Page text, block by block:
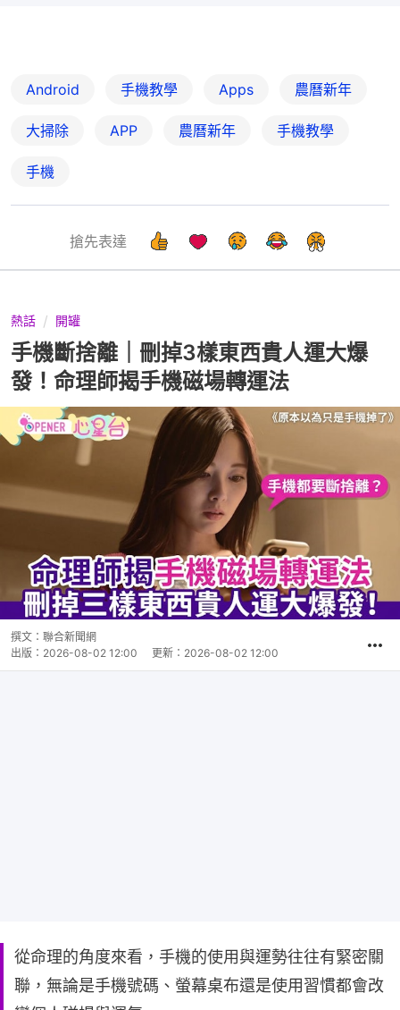
Android 手機教學 Apps 農曆新年
大掃除 APP 農曆新年 手機教學
手機
搶先表達
熱話 開罐
手機斷捨離｜刪掉3樣東西貴人運大爆
發！命理師揭手機磁場轉運法
撰文： 聯合新聞網
出版： 2026-08-02 12:00 更新： 2026-08-02 12:00
從命理的角度來看，手機的使用與運勢往往有緊密關
聯，無論是手機號碼、螢幕桌布還是使用習慣都會改